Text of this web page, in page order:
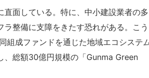
面している。特に、中小建設業者の多
整備に支障をきたす恐れがある。こ
組成ファンドを通じた地域エコシステ
、総額30億円規模の「Gunma Green